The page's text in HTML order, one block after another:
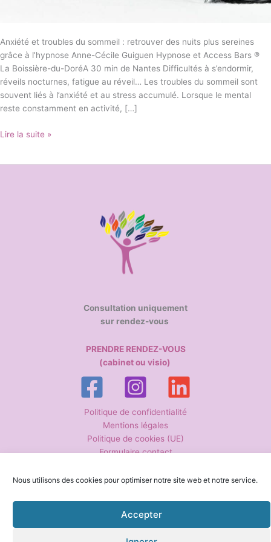
Nous utilisons des cookies pour optimiser notre site web et notre service.
Accepter
Anxiété et troubles du sommeil : retrouver des nuits plus sereines
grâce à l’hypnose Anne-Cécile Guiguen Hypnose et Access Bars ®
La Boissière-du-DoréA 30 min de Nantes Difficultés à s’endormir,
réveils nocturnes, fatigue au réveil… Les troubles du sommeil sont
souvent liés à l’anxiété et au stress accumulé. Lorsque le mental
reste constamment en activité, […]
Lire la suite »
Consultation uniquement
sur rendez-vous
PRENDRE RENDEZ-VOUS
(cabinet ou visio)
Politique de confidentialité
Mentions légales
Politique de cookies (UE)
Formulaire contact
Copyright © 2026 Anne-Cécile Guiguen – Hypnothérapeute La